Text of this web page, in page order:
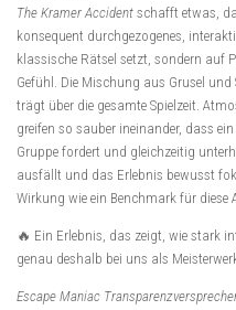
The Kramer Accident schafft etwas,
konsequent durchgezogenes,
klassische Rätsel setzt, sondern auf
Gefühl. Die Mischung aus Grusel
trägt über die gesamte Spielzeit.
greifen so sauber ineinander, dass
Gruppe fordert und gleichzeitig
ausfällt und das Erlebnis bewusst
Wirkung wie ein Benchmark für diese
🔥 Ein Erlebnis, das zeigt, wie stark
genau deshalb bei uns als
Escape Maniac